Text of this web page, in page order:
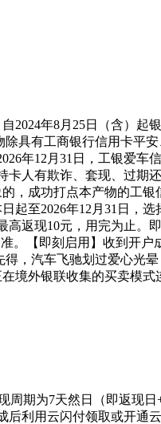
年8月25日（含）起
具有工商银行信用卡平
年12月31日，工银爱
人有欺诈、套现、过
成功打点本产物的工
至2026年12月31日，
返现10元，用完为止
。【即刻启用】收到开
，汽车飞驰划过爱心光
外银联收集的买卖模
周期为7天然日（即返现
利用云闪付领取或开